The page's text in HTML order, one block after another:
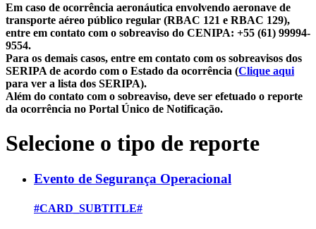
Em caso de ocorrência aeronáutica envolvendo aeronave de
transporte aéreo público regular (RBAC 121 e RBAC 129),
entre em contato com o sobreaviso do CENIPA: +55 (61) 99994-
9554.
Para os demais casos, entre em contato com os sobreavisos dos
SERIPA de acordo com o Estado da ocorrência (Clique aqui
para ver a lista dos SERIPA).
Além do contato com o sobreaviso, deve ser efetuado o reporte
da ocorrência no Portal Único de Notificação.
Selecione o tipo de reporte
Evento de Segurança Operacional
#CARD_SUBTITLE#